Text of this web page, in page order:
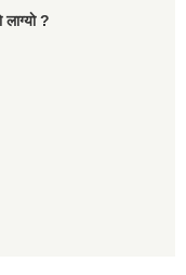
लाग्याे ?